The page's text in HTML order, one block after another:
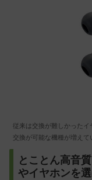
従来は交換が難しかったイ
交換が可能な機種が増えて
とことん高音
やイヤホンを選